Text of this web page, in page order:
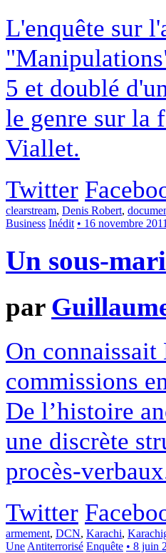
L'enquête sur
5 et doublé
le genre sur la
Viallet.
Twitter
clearstream, Denis Robert,
Business Inédit • 16 novembre
Un sous-
par
On
commissions
De l’histoire
une discrète
procès-
Twitter
armement, DCN, Karachi,
Une Antiterrorisé Enquête • 8 juin